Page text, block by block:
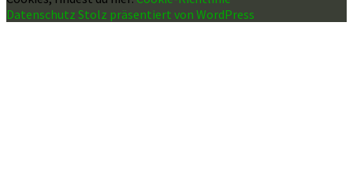
Datenschutz Stolz präsentiert von WordPress